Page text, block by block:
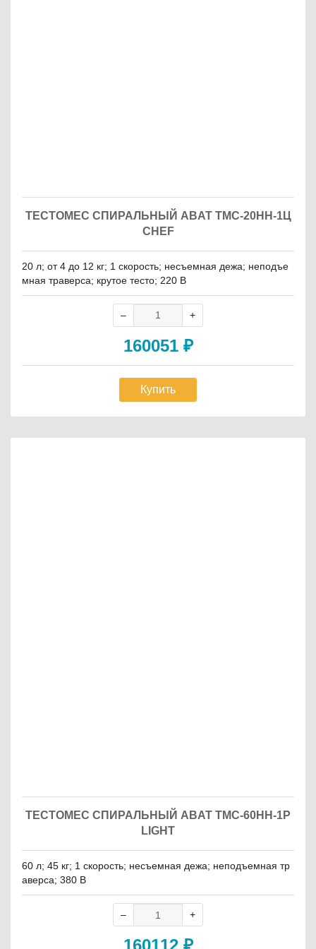
ТЕСТОМЕС СПИРАЛЬНЫЙ ABAT ТМС-20НН-1Ц
CHEF
20 л; от 4 до 12 кг; 1 скорость; несъемная дежа; неподъе
мная траверса; крутое тесто; 220 В
160051 ₽
Купить
ТЕСТОМЕС СПИРАЛЬНЫЙ ABAT ТМС-60НН-1Р
LIGHT
60 л; 45 кг; 1 скорость; несъемная дежа; неподъемная тр
аверса; 380 В
160112 ₽